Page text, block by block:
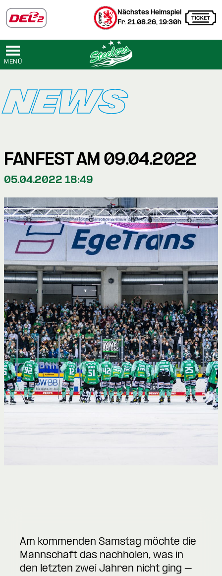
Nächstes Heimspiel
Fr. 21.08.26, 19:30h
MENÜ
NEWS
FANFEST AM 09.04.2022
05.04.2022 18:49
Am kommenden Samstag möchte die
Mannschaft das nachholen, was in
den letzten zwei Jahren nicht ging –